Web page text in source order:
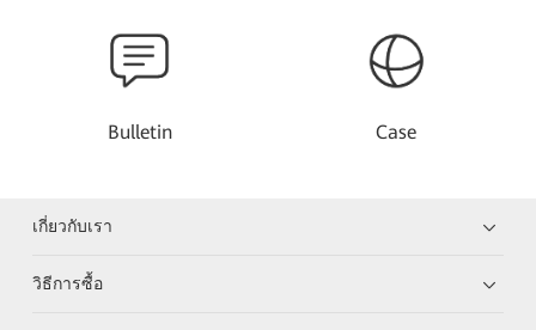
Bulletin Case
เกี่ยวกับเรา
วิธีการซื้อ